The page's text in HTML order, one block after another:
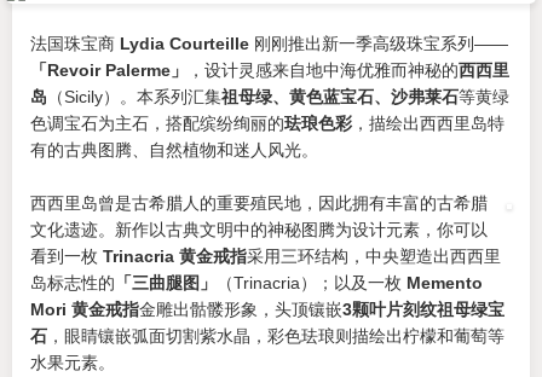
法国珠宝商 Lydia Courteille 刚刚推出新一季高级珠宝系列——
「Revoir Palerme」
，设计灵感来自地中海优雅而神秘的西西里
岛 （Sicily）。本系列汇集祖母绿、黄色蓝宝石、沙弗莱石等黄绿
色调宝石为主石，搭配缤纷绚丽的珐琅色彩 ，描绘出西西里岛特
有的古典图腾、自然植物和迷人风光。
西西里岛曾是古希腊人的重要殖民地，因此拥有丰富的古希腊
文化遗迹。新作以古典文明中的神秘图腾为设计元素，你可以
看到一枚 Trinacria 黄金戒指采用三环结构，中央塑造出西西里
岛标志性的 「三曲腿图」 （Trinacria）；以及一枚 Memento
Mori 黄金戒指金雕出骷髅形象，头顶镶嵌3颗叶片刻纹祖母绿宝
石 ，眼睛镶嵌弧面切割紫水晶，彩色珐琅则描绘出柠檬和葡萄等
水果元素。